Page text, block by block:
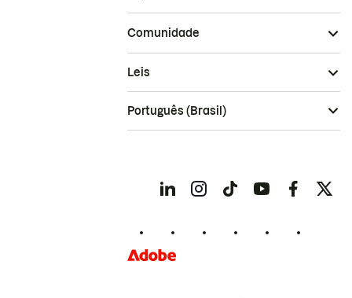
Comunidade
Leis
Português (Brasil)